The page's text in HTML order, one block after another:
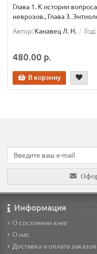
Глава 1. К истории
неврозов., Глава 3.
Автор: Канавец Л. Н. Год:
480.00 р.
В корзину
Информация
О состоянии книг
О нас
Доставка и оплата заказов